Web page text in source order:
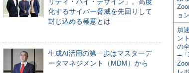
リティ・バイ・デザイン」。高度
化するサイバー脅威を先回りして
封じ込める極意とは
生成AI活用の第一歩はマスターデ
ータマネジメント（MDM）から
ョ
加
ン
の
─「